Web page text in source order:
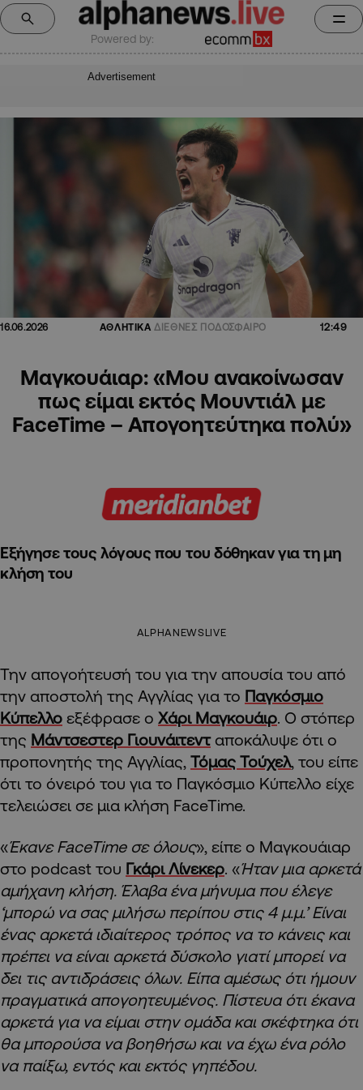
Powered by:
Advertisement
16.06.2026 ΑΘΛΗΤΙΚΑ ΔΙΕΘΝΕΣ ΠΟΔΟΣΦΑΙΡΟ 12:49
Μαγκουάιαρ: «Μου ανακοίνωσαν
πως είμαι εκτός Μουντιάλ με
FaceTime – Απογοητεύτηκα πολύ»
Εξήγησε τους λόγους που του δόθηκαν για τη μη
κλήση του
ALPHANEWSLIVE
Την απογοήτευσή του για την απουσία του από
την αποστολή της Αγγλίας για το Παγκόσμιο
Κύπελλο εξέφρασε ο Χάρι Μαγκουάιρ. Ο στόπερ
της Μάντσεστερ Γιουνάιτενταποκάλυψε ότι ο
προπονητής της Αγγλίας, Τόμας Τούχελ, του είπε
ότι το όνειρό του για το Παγκόσμιο Κύπελλο είχε
τελειώσει σε μια κλήση FaceTime.
«Έκανε FaceTime σε όλους», είπε ο Μαγκουάιαρ
στο podcast του Γκάρι Λίνεκερ. «Ήταν μια αρκετά
αμήχανη κλήση. Έλαβα ένα μήνυμα που έλεγε
‘μπορώ να σας μιλήσω περίπου στις 4 μ.μ.’ Είναι
ένας αρκετά ιδιαίτερος τρόπος να το κάνεις και
πρέπει να είναι αρκετά δύσκολο γιατί μπορεί να
δει τις αντιδράσεις όλων. Είπα αμέσως ότι ήμουν
πραγματικά απογοητευμένος. Πίστευα ότι έκανα
αρκετά για να είμαι στην ομάδα και σκέφτηκα ότι
θα μπορούσα να βοηθήσω και να έχω ένα ρόλο
να παίξω, εντός και εκτός γηπέδου.